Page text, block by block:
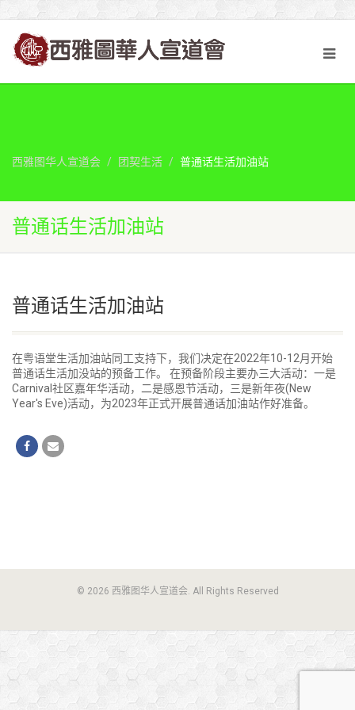
西雅图华人宣道会 团契生活 普通话生活加油站
普通话生活加油站
普通话生活加油站
在粤语堂生活加油站同工支持下，我们决定在2022年10-12月开始
普通话生活加没站的预备工作。 在预备阶段主要办三大活动：一是
Carnival社区嘉年华活动，二是感恩节活动，三是新年夜(New
Year's Eve)活动，为2023年正式开展普通话加油站作好准备。
© 2026 西雅图华人宣道会. All Rights Reserved